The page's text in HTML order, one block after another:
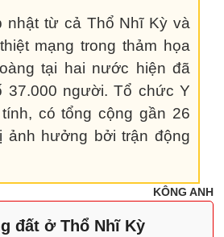
nhật từ cả Thổ Nhĩ Kỳ và
mạng trong thảm họa
tại hai nước hiện đã
37.000 người. Tổ chức Y
có tổng cộng gần 26
ảnh hưởng bởi trận động
KÔNG ANH
đất ở Thổ Nhĩ Kỳ